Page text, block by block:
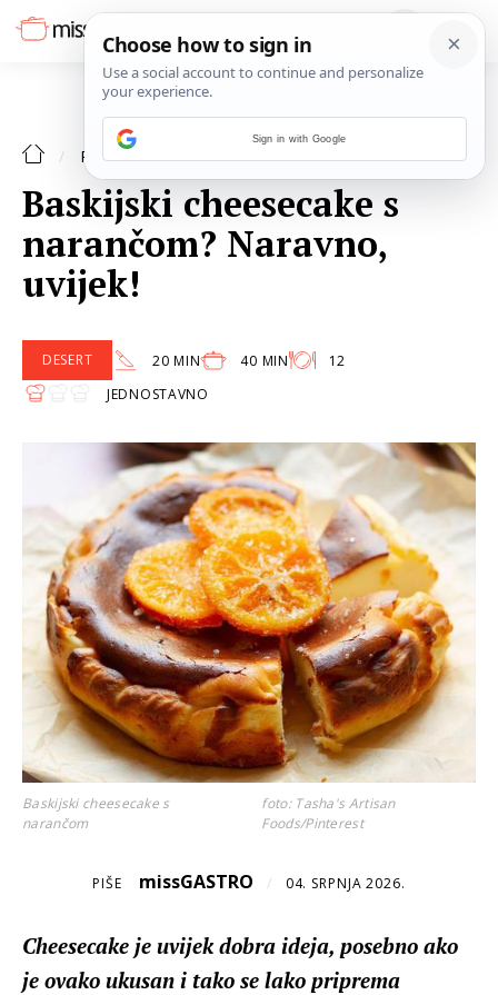
RECEPTI DESERT
Baskijski cheesecake s
narančom? Naravno,
uvijek!
DESERT 20 MIN 40 MIN
12
JEDNOSTAVNO
Baskijski cheesecake s
narančom
foto: Tasha's Artisan
Foods/Pinterest
PIŠE missGASTRO / 04. SRPNJA 2026.
Cheesecake je uvijek dobra ideja, posebno ako
je ovako ukusan i tako se lako priprema
Sign in with Google